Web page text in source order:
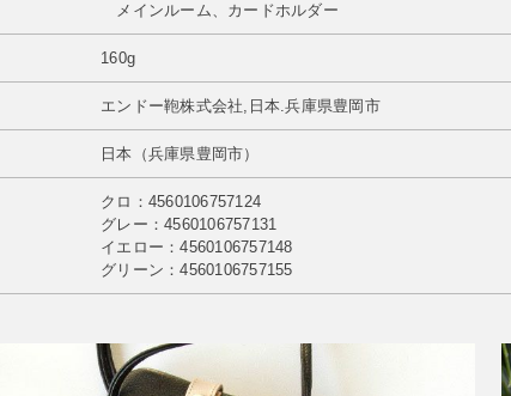
メインルーム、カードホルダー
160g
エンドー鞄株式会社,日本.兵庫県豊岡市
日本（兵庫県豊岡市）
クロ：4560106757124
グレー：4560106757131
イエロー：4560106757148
グリーン：4560106757155